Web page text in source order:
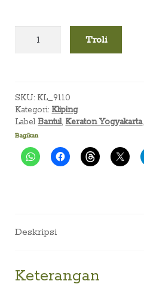
Pemakaman
Imogiri
(VARIASI,
November
1977,
No.
Troli
SKU: KL_9110
Kategori: Kliping
Label Bantul, Keraton Yogyakarta,
Bagikan
Deskripsi
Keterangan